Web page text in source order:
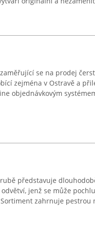
se na prodej
zejména v Ostravě a
objednávkovým
představuje
jenž se může
zahrnuje pestrou